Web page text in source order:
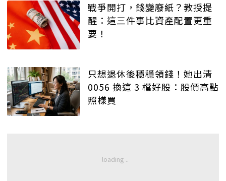
戰爭開打，錢變廢紙？教授提
醒：這三件事比資產配置更重
要！
只想退休後穩穩領錢！她出清
0056 換這 3 檔好股：股價高點
照樣買